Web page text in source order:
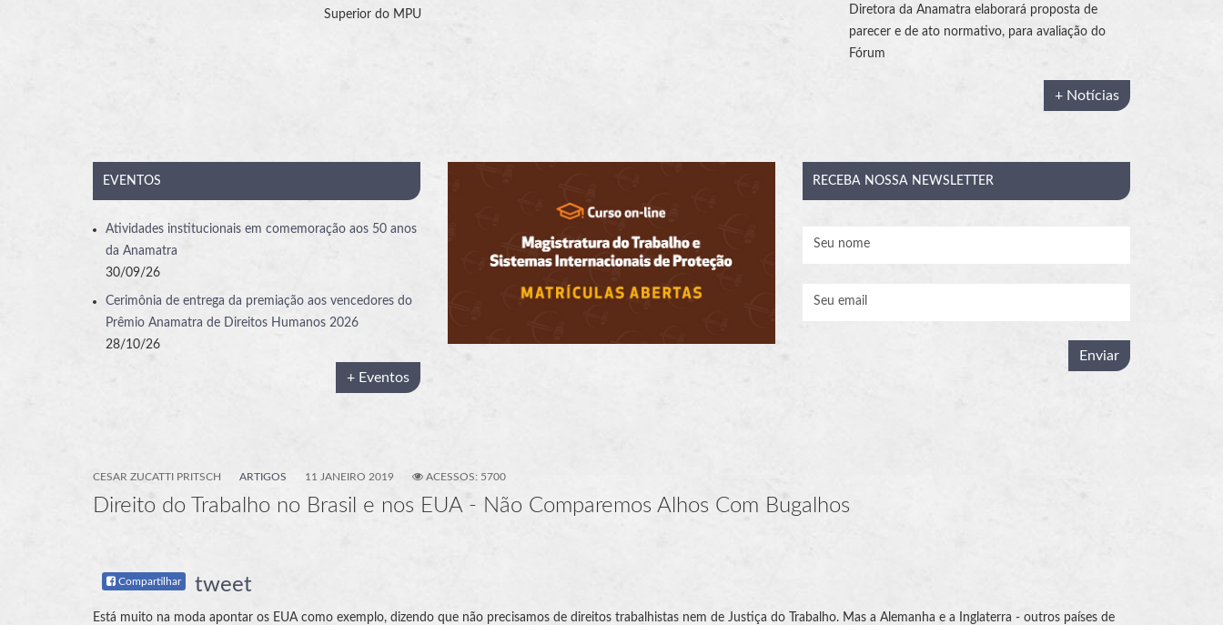
Superior do MPU
Diretora da Anamatra elaborará proposta de
parecer e de ato normativo, para avaliação do
Fórum
+ Notícias
EVENTOS
Atividades institucionais em comemoração aos 50 anos
da Anamatra
30/09/26
Cerimônia de entrega da premiação aos vencedores do
Prêmio Anamatra de Direitos Humanos 2026
28/10/26
+ Eventos
RECEBA NOSSA NEWSLETTER
CESAR ZUCATTI PRITSCH ARTIGOS 11 JANEIRO 2019 ACESSOS: 5700
Direito do Trabalho no Brasil e nos EUA - Não Comparemos Alhos Com Bugalhos
Compartilhar tweet
Está muito na moda apontar os EUA como exemplo, dizendo que não precisamos de direitos trabalhistas nem de Justiça do Trabalho. Mas a Alemanha e a Inglaterra - outros países de